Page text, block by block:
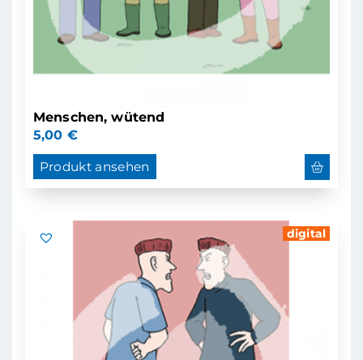
Menschen, wütend
5,00 €
Produkt ansehen
digital